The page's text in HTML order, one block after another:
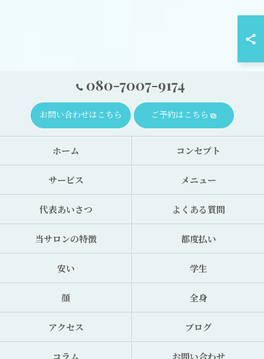
080-7007-9174
お問い合わせはこちら ご予約はこちら
ホーム コンセプト
サービス メニュー
代表あいさつ よくある質問
当サロンの特徴 都度払い
安い 学生
顔 全身
アクセス ブログ
コラム お問い合わせ